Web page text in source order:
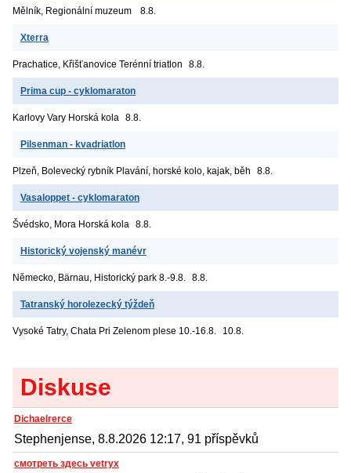
Mělník, Regionální muzeum 8.8.
Xterra
Prachatice, Křišťanovice Terénní triatlon 8.8.
Prima cup - cyklomaraton
Karlovy Vary Horská kola 8.8.
Pilsenman - kvadriatlon
Plzeň, Bolevecký rybník Plavání, horské kolo, kajak, běh 8.8.
Vasaloppet - cyklomaraton
Švédsko, Mora Horská kola 8.8.
Historický vojenský manévr
Německo, Bärnau, Historický park 8.-9.8. 8.8.
Tatranský horolezecký týždeň
Vysoké Tatry, Chata Pri Zelenom plese 10.-16.8. 10.8.
Diskuse
Dichaelrerce
Stephenjense, 8.8.2026 12:17, 91 příspěvků
смотреть здесь vetryx